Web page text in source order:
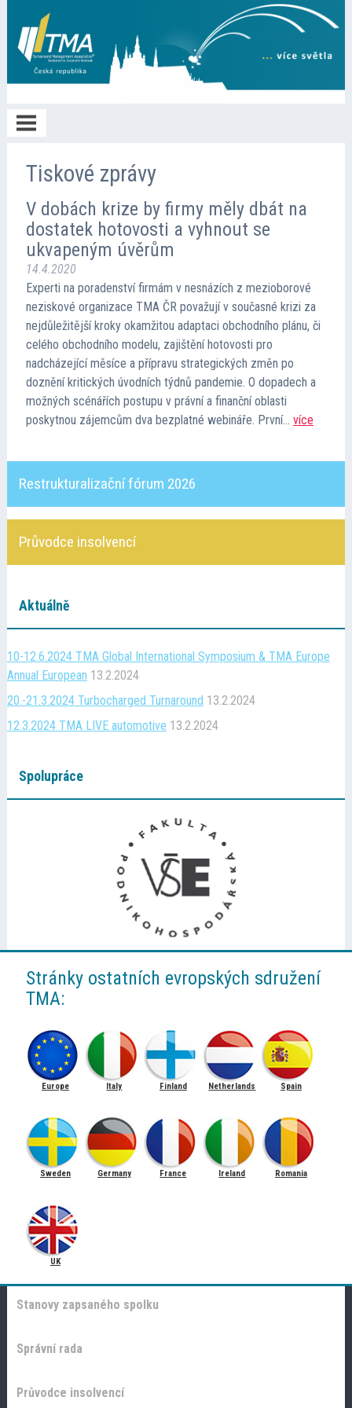
Home
O TMA
Členství
Spolupráce
Kontakt
Cena TMA
Tiskové zprávy
V dobách krize by firmy měly dbát na
dostatek hotovosti a vyhnout se
ukvapeným úvěrům
14.4.2020
Experti na poradenství firmám v nesnázích z mezioborové
neziskové organizace TMA ČR považují v současné krizi za
nejdůležitější kroky okamžitou adaptaci obchodního plánu, či
celého obchodního modelu, zajištění hotovosti pro
nadcházející měsíce a přípravu strategických změn po
doznění kritických úvodních týdnů pandemie. O dopadech a
možných scénářích postupu v právní a finanční oblasti
poskytnou zájemcům dva bezplatné webináře. První… více
Restrukturalizační fórum 2026
Průvodce insolvencí
Aktuálně
10-12.6.2024 TMA Global International Symposium & TMA Europe
Annual European 13.2.2024
20.-21.3.2024 Turbocharged Turnaround 13.2.2024
12.3.2024 TMA LIVE automotive 13.2.2024
Spolupráce
Stránky ostatních evropských sdružení
TMA:
Europe Italy Finland Netherlands Spain
Sweden Germany France Ireland Romania
UK
Stanovy zapsaného spolku
Správní rada
Průvodce insolvencí